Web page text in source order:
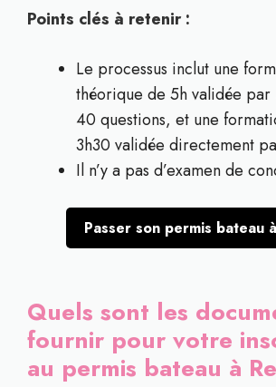
Points clés à retenir :
Le processus inclut une
théorique de 5h validée par
40 questions, et une
3h30 validée directement
Il n’y a pas d’examen de
Passer son permis bateau
Quels sont les
fournir pour votre
au permis bateau à